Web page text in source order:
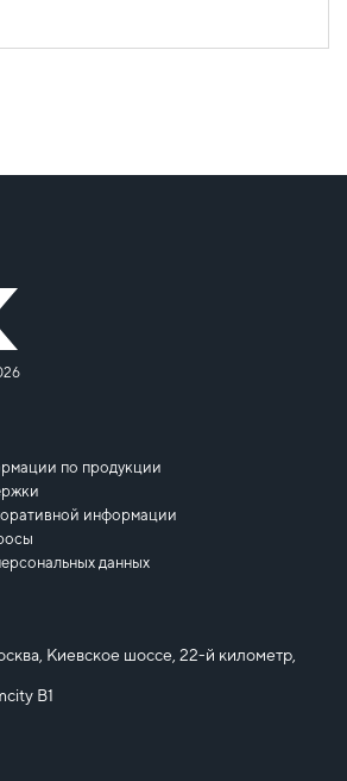
по продукции
информации
данных
Киевское шоссе, 22-й километр,
B1